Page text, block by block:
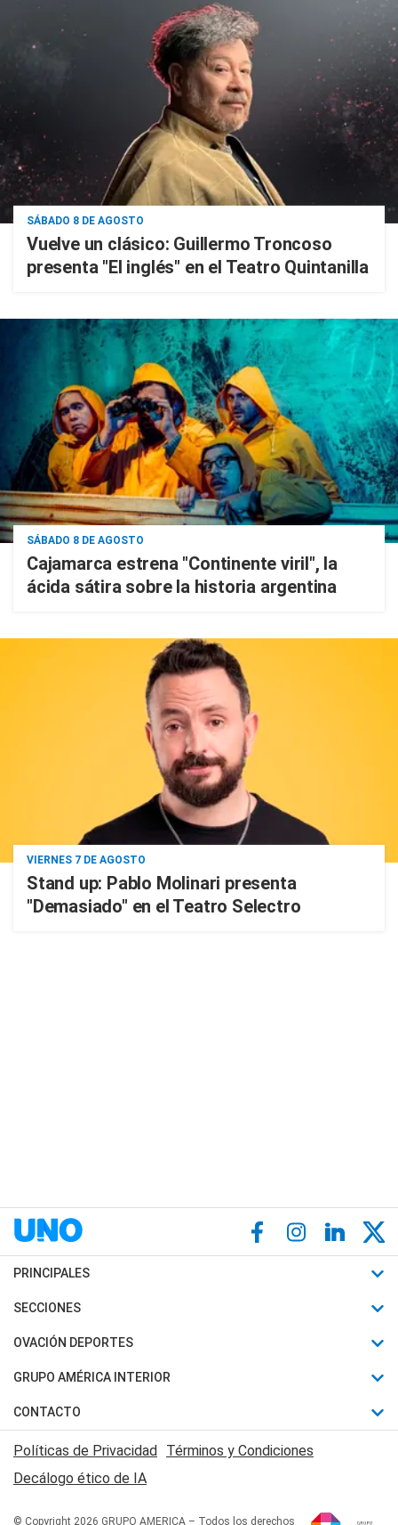
SÁBADO 8 DE AGOSTO
Vuelve un clásico: Guillermo Troncoso
presenta "El inglés" en el Teatro Quintanilla
SÁBADO 8 DE AGOSTO
Cajamarca estrena "Continente viril", la
ácida sátira sobre la historia argentina
VIERNES 7 DE AGOSTO
Stand up: Pablo Molinari presenta
"Demasiado" en el Teatro Selectro
PRINCIPALES
Últimas Noticias
Política
Judiciales
Economia
SECCIONES
Horóscopo
Motores
Trucos caseros
Series y Películas
Edictos y Solicitadas
OVACIÓN DEPORTES
Fútbol
Mundial
Automovilismo
Rugby
Básquet
GRUPO AMÉRICA INTERIOR
Canal 7 en Vivo
CONTACTO
Acerca de Nosotros
Contactanos
Políticas de Privacidad Términos y Condiciones
Decálogo ético de IA
© Copyright 2026 GRUPO AMERICA – Todos los derechos